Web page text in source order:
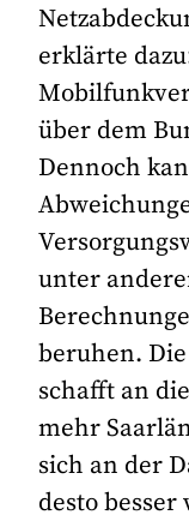
erklärte
über dem
Dennoch
unter
beruhen.
schafft an
mehr
sich an der
desto